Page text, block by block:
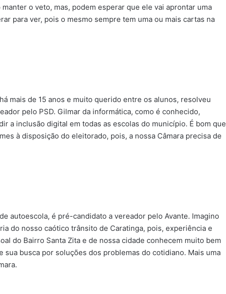
o veto, mas, podem esperar que ele vai aprontar uma
para ver, pois o mesmo sempre tem uma ou mais cartas na
mais de 15 anos e muito querido entre os alunos, resolveu
pelo PSD. Gilmar da informática, como é conhecido,
a inclusão digital em todas as escolas do município. É bom que
à disposição do eleitorado, pois, a nossa Câmara precisa de
autoescola, é pré-candidato a vereador pelo Avante. Imagino
do nosso caótico trânsito de Caratinga, pois, experiência e
do Bairro Santa Zita e de nossa cidade conhecem muito bem
busca por soluções dos problemas do cotidiano. Mais uma